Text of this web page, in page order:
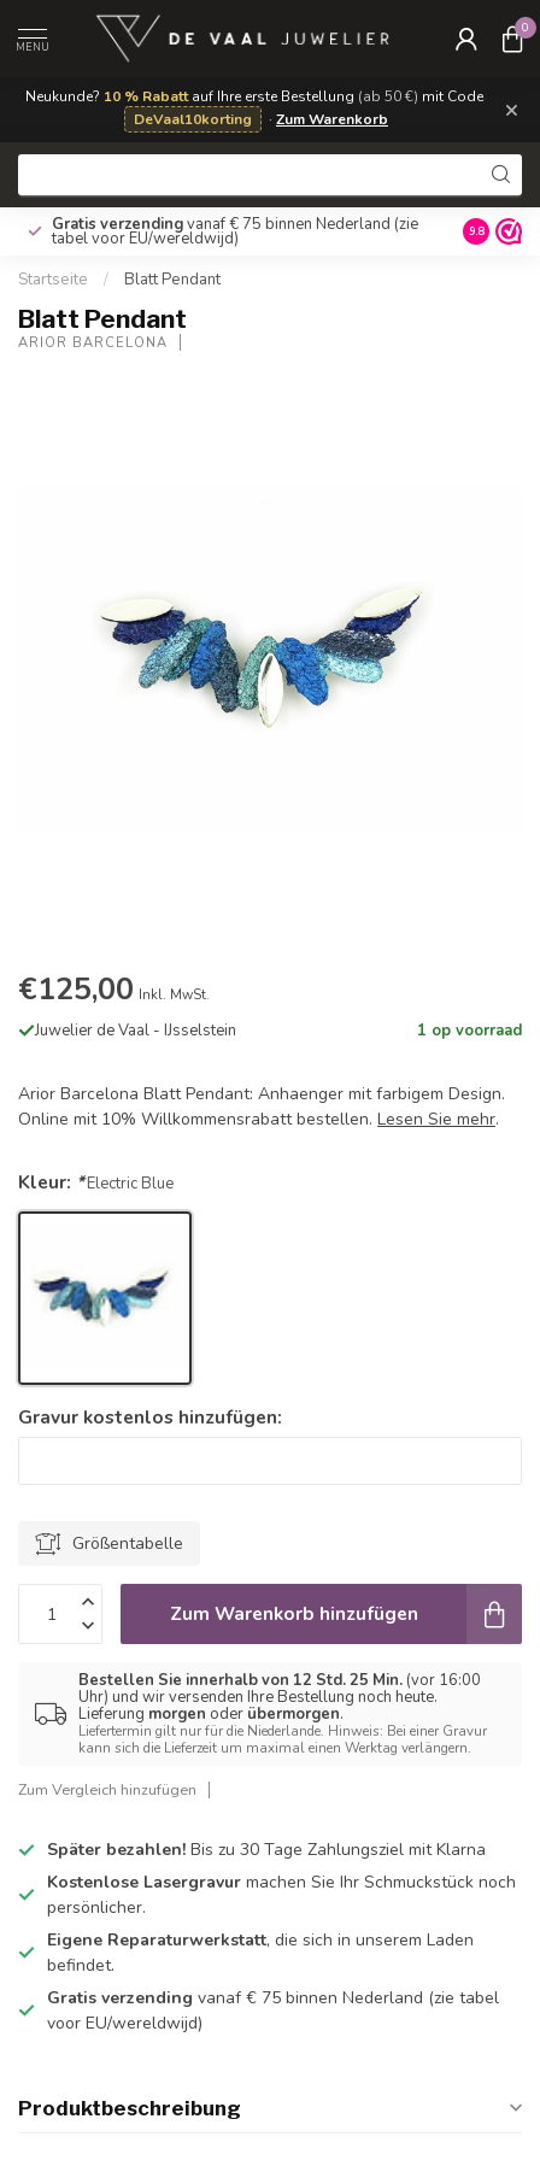
Neukunde? 10 % Rabattauf Ihre erste Bestellung (ab 50 €) mit Code
DeVaal10korting
· Zum Warenkorb ×
MENU
0
Gratis verzendingvanaf € 75 binnen Nederland (zie
tabel voor EU/wereldwijd) 9.8
Startseite / Blatt Pendant
Blatt Pendant
ARIOR BARCELONA
€125,00 Inkl. MwSt.
Juwelier de Vaal - IJsselstein 1 op voorraad
Arior Barcelona Blatt Pendant: Anhaenger mit farbigem Design.
Online mit 10% Willkommensrabatt bestellen. Lesen Sie mehr.
Kleur: *Electric Blue
Gravur kostenlos hinzufügen:
Größentabelle
Zum Warenkorb hinzufügen
Bestellen Sie innerhalb von 12 Std. 25 Min. (vor 16:00
Uhr) und wir versenden Ihre Bestellung noch heute.
Lieferung morgen oder übermorgen.
Liefertermin gilt nur für die Niederlande. Hinweis: Bei einer Gravur
kann sich die Lieferzeit um maximal einen Werktag verlängern.
Zum Vergleich hinzufügen
Später bezahlen! Bis zu 30 Tage Zahlungsziel mit Klarna
Kostenlose Lasergravur machen Sie Ihr Schmuckstück noch
persönlicher.
Eigene Reparaturwerkstatt, die sich in unserem Laden
befindet.
Gratis verzending vanaf € 75 binnen Nederland (zie tabel
voor EU/wereldwijd)
Produktbeschreibung